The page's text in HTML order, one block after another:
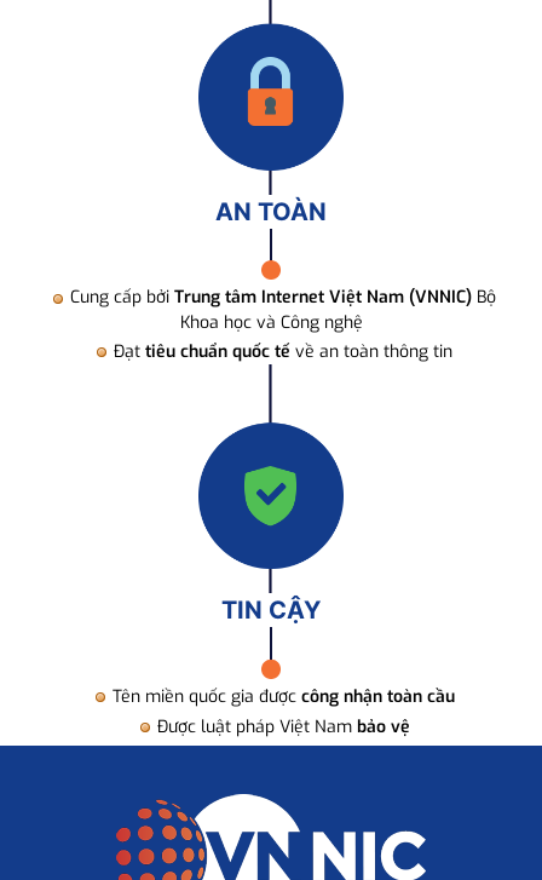
AN TOÀN
Cung cấp bởi Trung tâm Internet Việt Nam (VNNIC) Bộ
Khoa học và Công nghệ
Đạt tiêu chuẩn quốc tế về an toàn thông tin
TIN CẬY
Tên miền quốc gia được công nhận toàn cầu
Được luật pháp Việt Nam bảo vệ